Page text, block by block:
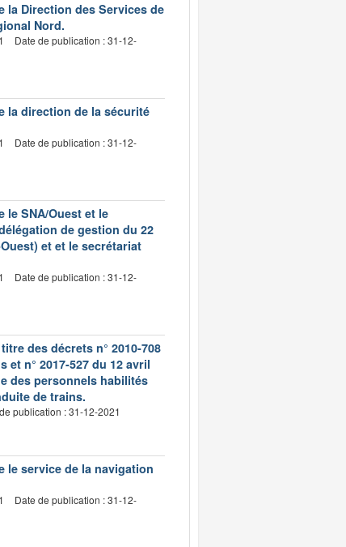
la Direction des Services de
Nord.
Date de publication : 31-12-
la direction de la sécurité
Date de publication : 31-12-
le SNA/Ouest et le
de gestion du 22
et et le secrétariat
Date de publication : 31-12-
des décrets n° 2010-708
n° 2017-527 du 12 avril
des personnels habilités
de trains.
publication : 31-12-2021
le service de la navigation
Date de publication : 31-12-